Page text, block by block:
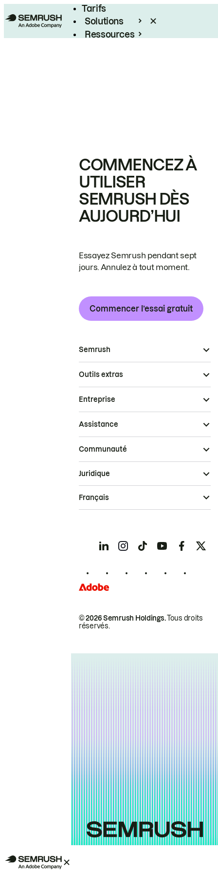
Tarifs
Solutions
Ressources
COMMENCEZ À
UTILISER
SEMRUSH DÈS
AUJOURD’HUI
Essayez Semrush pendant sept
jours. Annulez à tout moment.
Commencer l’essai gratuit
Semrush
Outils extras
Entreprise
Assistance
Communauté
© 2026 Semrush Holdings.Tous droits
réservés.
Juridique
Français